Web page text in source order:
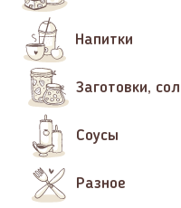
Напитки
Заготовки,
Соусы
Разное